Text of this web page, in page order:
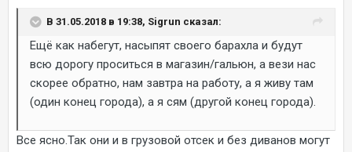
В 31.05.2018 в 19:38, Sigrun сказал:
Ещё как набегут, насыпят своего барахла и будут
всю дорогу проситься в магазин/гальюн, а вези нас
скорее обратно, нам завтра на работу, а я живу там
(один конец города), а я сям (другой конец города).
Все ясно.Так они и в грузовой отсек и без диванов могут